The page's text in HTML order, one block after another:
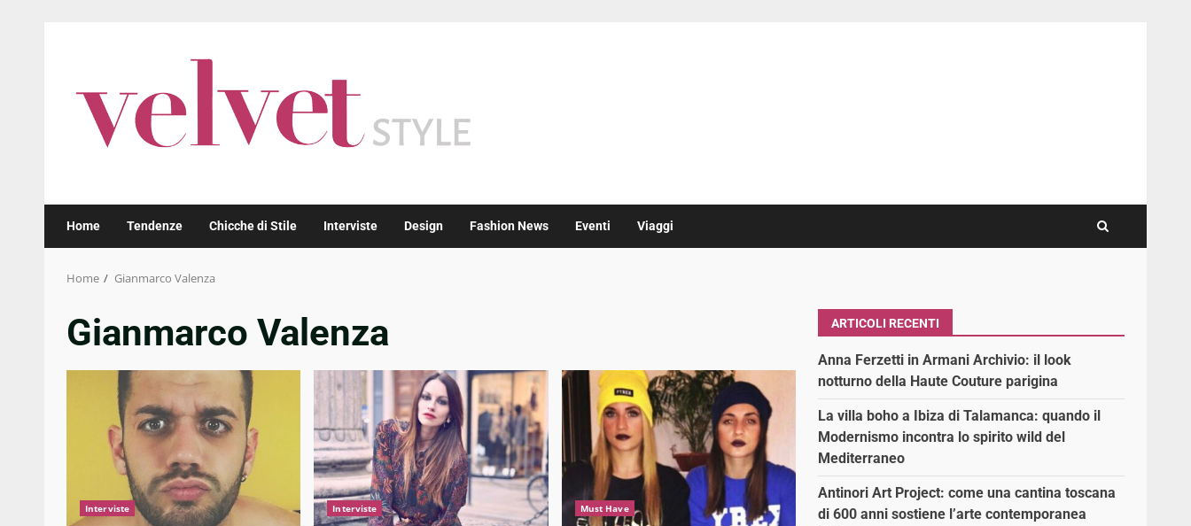
Home Tendenze Chicche di Stile Interviste Design Fashion News Eventi Viaggi
Home Gianmarco Valenza
Gianmarco Valenza
Interviste Interviste Must Have
ARTICOLI RECENTI
Anna Ferzetti in Armani Archivio: il look
notturno della Haute Couture parigina
La villa boho a Ibiza di Talamanca: quando il
Modernismo incontra lo spirito wild del
Mediterraneo
Antinori Art Project: come una cantina toscana
di 600 anni sostiene l’arte contemporanea